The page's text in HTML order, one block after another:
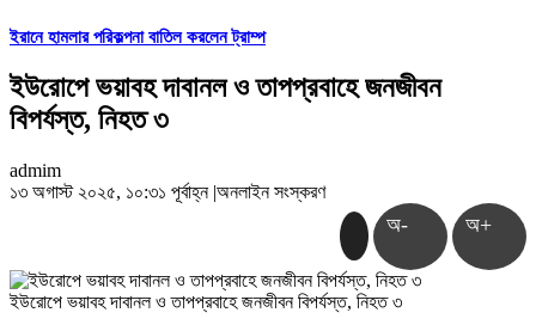
ইরানে হামলার পরিকল্পনা বাতিল করলেন ট্রাম্প
ইউরোপে ভয়াবহ দাবানল ও তাপপ্রবাহে জনজীবন
বিপর্যস্ত, নিহত ৩
admim
১৩ অগাস্ট ২০২৫, ১০:৩১ পূর্বাহ্ন |অনলাইন সংস্করণ
অ- অ+
ইউরোপে ভয়াবহ দাবানল ও তাপপ্রবাহে জনজীবন বিপর্যস্ত, নিহত ৩